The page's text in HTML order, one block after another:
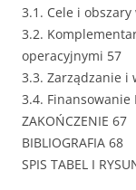
3.1. Cele i
3.2.
operacyjnymi 57
3.3. Zarządzanie i
3.4. Finansowanie
ZAKOŃCZENIE 67
BIBLIOGRAFIA 68
SPIS TABEL I